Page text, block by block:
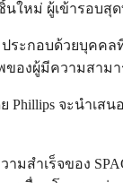
นใหม่ ผู้เข้ารอบ
ะกอบด้วยบุคคลที่
องผู้มีความสาม
Phillips จะนำเส
ามสำเร็จของ